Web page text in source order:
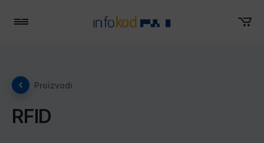
Proizvodi
RFID